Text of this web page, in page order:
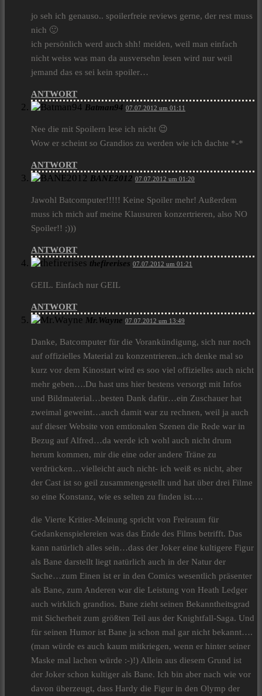
jo seh ich genauso.. spoilerfreie reviews gerne, der rest muss
nich 🙂
ich persönlich werd auch shh! meiden, weil man einfach
nicht weiss was man da ausversehn lesen wird nur weil
jemand das es sei kein spoiler…
ANTWORT
Batman94 07.07.2012 um 01:11
Nee die mit Spoilern lese ich nicht 😉
Wow er scheint so Grandios zu werden wie ich dachte *-*
ANTWORT
BANE2012 07.07.2012 um 01:20
Jawohl Batcomputer!!!!! Keine Spoiler mehr! Außerdem
muss ich mich auf meine Klausuren konzertrieren, also NO
Spoiler!! ;)))
ANTWORT
thefirerises 07.07.2012 um 01:21
GEIL. Einfach nur GEIL
ANTWORT
Mr.Wayne 07.07.2012 um 13:49
Danke, Batcomputer für die Vorankündigung, sich nur noch
auf offizielles Material zu konzentrieren..ich denke mal so
kurz vor dem Kinostart wird es soo viel offizielles auch nicht
mehr geben….Du hast uns hier bestens versorgt mit Infos
und Bildmaterial…besten Dank dafür…ein Zuschauer hat
zweimal geweint…auch damit war zu rechnen, weil ja auch
auf dieser Website von emtionalen Szenen die Rede war in
Bezug auf Alfred…da werde ich wohl auch nicht drum
herum kommen, mir die eine oder andere Träne zu
verdrücken…vielleicht auch nicht- ich weiß es nicht, aber
der Cast ist so geil zusammengestellt und hat über drei Filme
so eine Konstanz, wie es selten zu finden ist….
die Vierte Kritier-Meinung spricht von Freiraum für
Gedankenspielereien was das Ende des Films betrifft. Das
kann natürlich alles sein…dass der Joker eine kultigere Figur
als Bane darstellt liegt natürlich auch in der Natur der
Sache…zum Einen ist er in den Comics wesentlich präsenter
als Bane, zum Anderen war die Leistung von Heath Ledger
auch wirklich grandios. Bane zieht seinen Bekanntheitsgrad
mit Sicherheit zum größten Teil aus der Knightfall-Saga. Und
für seinen Humor ist Bane ja schon mal gar nicht bekannt….
(man würde es auch kaum mitkriegen, wenn er hinter seiner
Maske mal lachen würde :-)!) Allein aus diesem Grund ist
der Joker schon kultiger als Bane. Ich bin aber nach wie vor
davon überzeugt, dass Hardy die Figur in den Olymp der